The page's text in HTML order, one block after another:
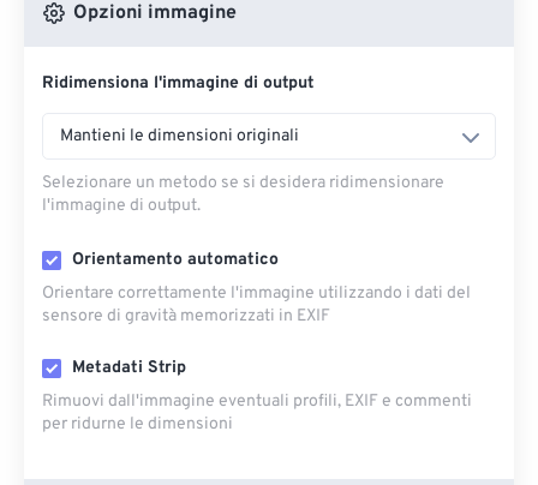
Opzioni immagine
Ridimensiona l'immagine di output
Mantieni le dimensioni originali
Selezionare un metodo se si desidera ridimensionare
l'immagine di output.
Orientamento automatico
Orientare correttamente l'immagine utilizzando i dati del
sensore di gravità memorizzati in EXIF
Metadati Strip
Rimuovi dall'immagine eventuali profili, EXIF ​​e commenti
per ridurne le dimensioni